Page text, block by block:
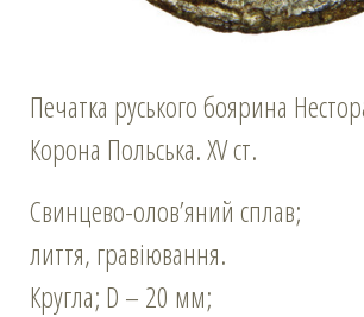
Печатка руського боярина
Корона Польська. XV ст.
Свинцево-олов’яний сплав;
лиття, гравіювання.
Кругла; D – 20 мм;